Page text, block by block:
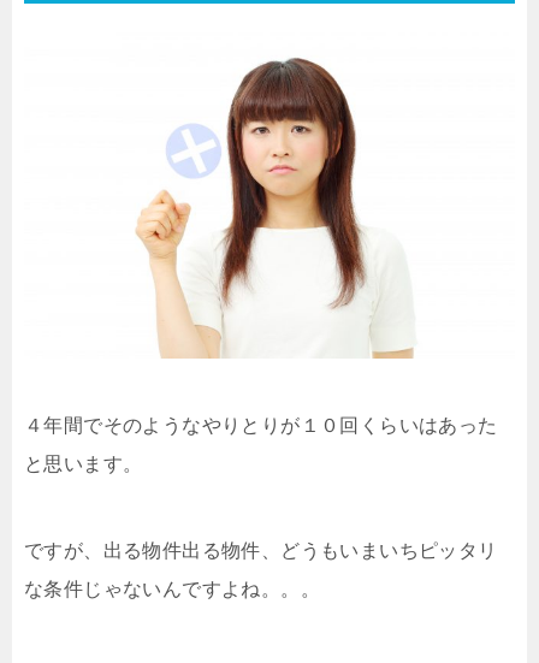
４年間でそのようなやりとりが１０回くらいはあった
と思います。
ですが、出る物件出る物件、どうもいまいちピッタリ
な条件じゃないんですよね。。。